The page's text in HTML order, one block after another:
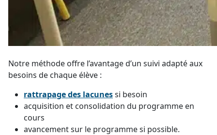
Notre méthode offre l’avantage d’un suivi adapté aux
besoins de chaque élève :
rattrapage des lacunessi besoin
acquisition et consolidation du programme en
cours
avancement sur le programme si possible.